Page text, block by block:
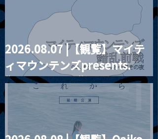
2026.08.07 |【観覧】マイテ
ィマウンテンズpresents.
“HALL-IN-ONE”